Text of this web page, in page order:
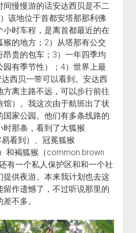
间慢慢游的话安达西贝是不二
该地位于首都安塔那那利佛
小时车程，是离首都最近的在
猴的地方；2）从塔那有公交
昂贵的包车；3）一年四季均
园有季节性）；4）世界上最
西贝一带可以看到。安达西
方离主路不远，可以步行前往
馆）。我这次由于航班出了状
国家公园。他们有多条线路的
时那条，看到了大狐猴
易看到）、冠冕狐猴
和褐狐猴（common brown
有一个私人保护区和和一个社
提供夜游。本来我计划也去这
留作遗憾了，不过听说那里的
不多。